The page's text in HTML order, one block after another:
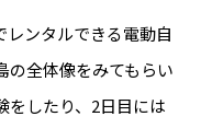
レンタルできる電動自
の全体像をみてもらい
をしたり、2日目には